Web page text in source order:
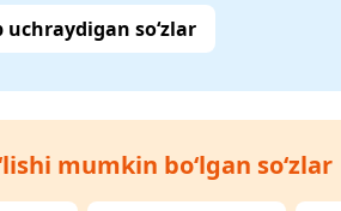
so‘zlar
mumkin bo‘lgan so‘zlar